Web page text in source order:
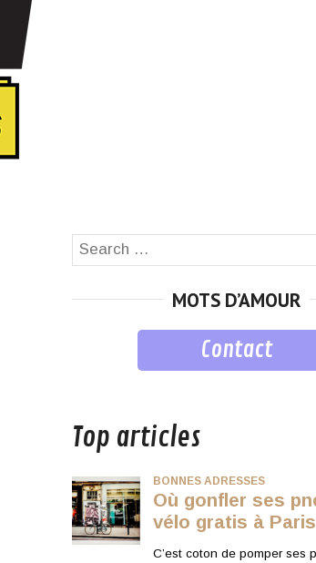
Search
MOTS D’AMOUR
Contact
Top articles